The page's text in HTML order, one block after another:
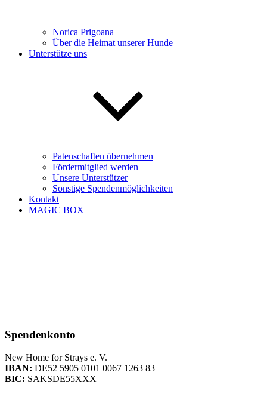
Norica Prigoana
Über die Heimat unserer Hunde
Unterstütze uns
Patenschaften übernehmen
Fördermitglied werden
Unsere Unterstützer
Sonstige Spendenmöglichkeiten
Kontakt
MAGIC BOX
Spendenkonto
New Home for Strays e. V.
IBAN: DE52 5905 0101 0067 1263 83
BIC: SAKSDE55XXX